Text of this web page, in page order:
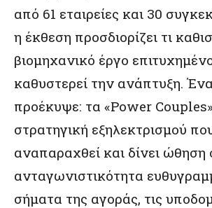
από 61 εταιρείες και 30
η έκθεση προσδιορίζει τι
βιομηχανικό έργο
καθυστερεί την ανάπτυξη.
προέκυψε: τα «Power
στρατηγική εξηλεκτρισμού
αναπαραχθεί και δίνει ώθηση
ανταγωνιστικότητα
σήματα της αγοράς, τις